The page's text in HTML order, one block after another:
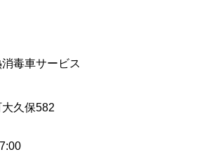
毒車サービス
久保582